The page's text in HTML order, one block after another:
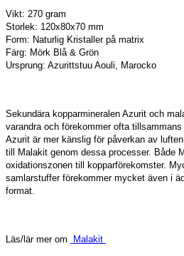
Vikt: 270 gram
Storlek: 120x80x70 mm
Form: Naturlig Kristaller på matrix
Färg: Mörk Blå & Grön
Ursprung: Azurittstuu Aouli, Marocko
Sekundära kopparmineralen Azurit och
varandra och förekommer ofta
Azurit är mer känslig för påverkan av
till Malakit genom dessa processer. Både
oxidationszonen till kopparförekomster.
samlarstuffer förekommer mycket även i
format.
Läs/lär mer om Malakit